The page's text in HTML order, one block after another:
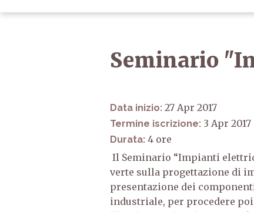
Seminario
Data inizio: 27 Apr 2017
Termine iscrizione: 3 Apr 2017
Durata: 4
Il Seminario “Impianti
verte sulla progettazione di
presentazione dei
industriale, per procedere